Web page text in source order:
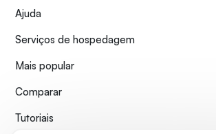
Ajuda
Serviços de hospedagem
Mais popular
Comparar
Tutoriais